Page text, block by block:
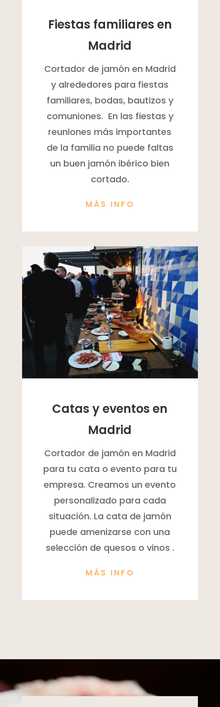
Fiestas familiares en
Madrid
Cortador de jamón en Madrid
y alrededores para fiestas
familiares, bodas, bautizos y
comuniones. En las fiestas y
reuniones más importantes
de la familia no puede faltas
un buen jamón ibérico bien
cortado.
MÁS INFO
Catas y eventos en
Madrid
Cortador de jamón en Madrid
para tu cata o evento para tu
empresa. Creamos un evento
personalizado para cada
situación. La cata de jamón
puede amenizarse con una
selección de quesos o vinos .
MÁS INFO